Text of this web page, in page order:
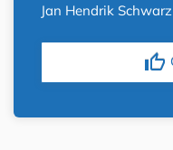
Jan Hendrik Schwarz
thumb_up